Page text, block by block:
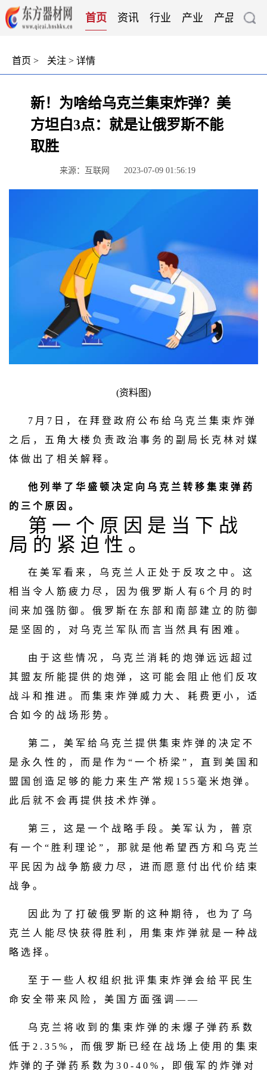
首页 资讯 行业 产业 产品 技术
首页 > 关注 > 详情
新！为啥给乌克兰集束炸弹？美
方坦白3点：就是让俄罗斯不能
取胜
来源：互联网 2023-07-09 01:56:19
(资料图)
7 月 7 日 ， 在 拜 登 政 府 公 布 给 乌 克 兰 集 束 炸 弹
之 后 ， 五 角 大 楼 负 责 政 治 事 务 的 副 局 长 克 林 对 媒
体 做 出 了 相 关 解 释 。
他 列 举 了 华 盛 顿 决 定 向 乌 克 兰 转 移 集 束 弹 药
的 三 个 原 因 。
第 一 个 原 因 是 当 下 战
局 的 紧 迫 性 。
在 美 军 看 来 ， 乌 克 兰 人 正 处 于 反 攻 之 中 。 这
相 当 令 人 筋 疲 力 尽 ， 因 为 俄 罗 斯 人 有 6 个 月 的 时
间 来 加 强 防 御 。 俄 罗 斯 在 东 部 和 南 部 建 立 的 防 御
是 坚 固 的 ， 对 乌 克 兰 军 队 而 言 当 然 具 有 困 难 。
由 于 这 些 情 况 ， 乌 克 兰 消 耗 的 炮 弹 远 远 超 过
其 盟 友 所 能 提 供 的 炮 弹 ， 这 可 能 会 阻 止 他 们 反 攻
战 斗 和 推 进 。 而 集 束 炸 弹 威 力 大 、 耗 费 更 小 ， 适
合 如 今 的 战 场 形 势 。
第 二 ， 美 军 给 乌 克 兰 提 供 集 束 炸 弹 的 决 定 不
是 永 久 性 的 ， 而 是 作 为 “ 一 个 桥 梁 ” ， 直 到 美 国 和
盟 国 创 造 足 够 的 能 力 来 生 产 常 规 1 5 5 毫 米 炮 弹 。
此 后 就 不 会 再 提 供 技 术 炸 弹 。
第 三 ， 这 是 一 个 战 略 手 段 。 美 军 认 为 ， 普 京
有 一 个 “ 胜 利 理 论 ” ， 那 就 是 他 希 望 西 方 和 乌 克 兰
平 民 因 为 战 争 筋 疲 力 尽 ， 进 而 愿 意 付 出 代 价 结 束
战 争 。
因 此 为 了 打 破 俄 罗 斯 的 这 种 期 待 ， 也 为 了 乌
克 兰 人 能 尽 快 获 得 胜 利 ， 用 集 束 炸 弹 就 是 一 种 战
略 选 择 。
至 于 一 些 人 权 组 织 批 评 集 束 炸 弹 会 给 平 民 生
命 安 全 带 来 风 险 ， 美 国 方 面 强 调 — —
乌 克 兰 将 收 到 的 集 束 炸 弹 的 未 爆 子 弹 药 系 数
低 于 2 . 3 5 % ， 而 俄 罗 斯 已 经 在 战 场 上 使 用 的 集 束
炸 弹 的 子 弹 药 系 数 为 3 0 - 4 0 % ， 即 俄 军 的 炸 弹 对